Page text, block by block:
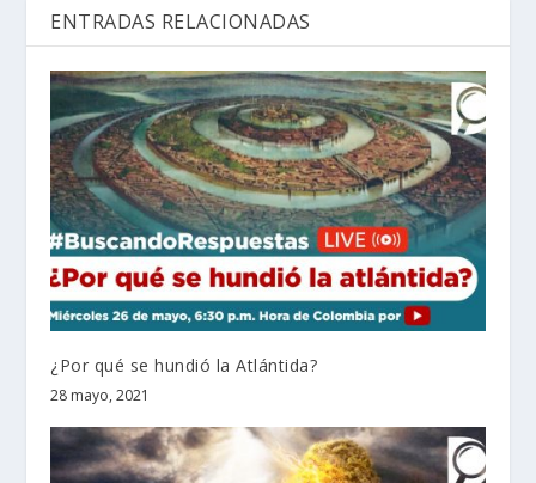
ENTRADAS RELACIONADAS
¿Por qué se hundió la Atlántida?
28 mayo, 2021